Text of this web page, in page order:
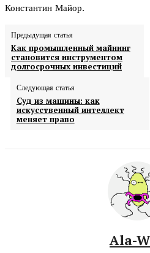
Константин Майор.
Предыдущая статья
Как промышленный майнинг
становится инструментом
долгосрочных инвестиций
Следующая статья
Суд из машины: как
искусственный интеллект
меняет право
Ala-